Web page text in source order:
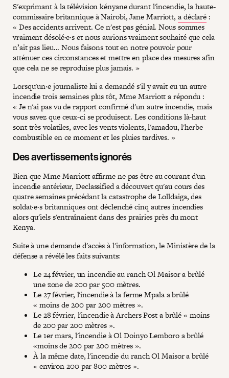
S'exprimant à la télévision kényane durant l'incendie, la haute-
commissaire britannique à Nairobi, Jane Marriott, a déclaré :
« Des accidents arrivent. Ce n'est pas génial. Nous sommes
vraiment désolé·e·s et nous aurions vraiment souhaité que cela
n’ait pas lieu... Nous faisons tout en notre pouvoir pour
atténuer ces circonstances et mettre en place des mesures afin
que cela ne se reproduise plus jamais. »
Lorsqu'un·e journaliste lui a demandé s'il y avait eu un autre
incendie trois semaines plus tôt, Mme Marriott a répondu :
« Je n'ai pas vu de rapport confirmé d'un autre incendie, mais
vous savez que ceux-ci se produisent. Les conditions là-haut
sont très volatiles, avec les vents violents, l'amadou, l'herbe
combustible en ce moment et les pluies tardives. »
Des avertissements ignorés
Bien que Mme Marriott affirme ne pas être au courant d'un
incendie antérieur, Declassified a découvert qu'au cours des
quatre semaines précédant la catastrophe de Lolldaiga, des
soldat·e·s britanniques ont déclenché cinq autres incendies
alors qu'iels s'entraînaient dans des prairies près du mont
Kenya.
Suite à une demande d'accès à l'information, le Ministère de la
défense a révélé les faits suivants:
Le 24 février, un incendie au ranch Ol Maisor a brûlé
une zone de 200 par 500 mètres.
Le 27 février, l'incendie à la ferme Mpala a brûlé
« moins de 200 par 200 mètres ».
Le 28 février, l'incendie à Archers Post a brûlé « moins
de 200 par 200 mètres ».
Le 1er mars, l'incendie à Ol Doinyo Lemboro a brûlé
«moins de 200 par 200 mètres ».
À la même date, l'incendie du ranch Ol Maisor a brûlé
« environ 200 par 800 mètres ».